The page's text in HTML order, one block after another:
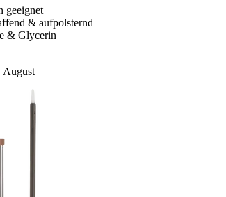
geeignet
& aufpolsternd
& Glycerin
August